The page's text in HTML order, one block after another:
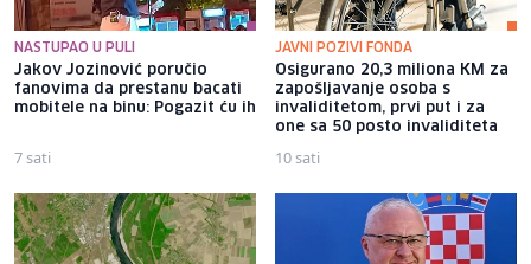
NASTUPAO U PULI
Jakov Jozinović poručio
fanovima da prestanu bacati
mobitele na binu: Pogazit ću ih
7 sati
JAVNI POZIVI FONDA
Osigurano 20,3 miliona KM za
zapošljavanje osoba s
invaliditetom, prvi put i za
one sa 50 posto invaliditeta
10 sati